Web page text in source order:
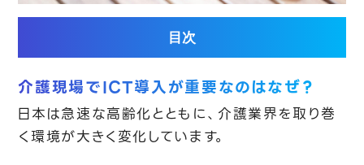
目次
介護現場でICT導入が重要なのはなぜ？
日本は急速な高齢化とともに、介護業界を取り巻
く環境が大きく変化しています。